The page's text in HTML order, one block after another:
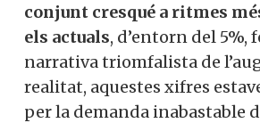
conjunt cresqué a ritmes
els actuals, d’entorn del
narrativa triomfalista de
realitat, aquestes xifres
per la demanda inabastable